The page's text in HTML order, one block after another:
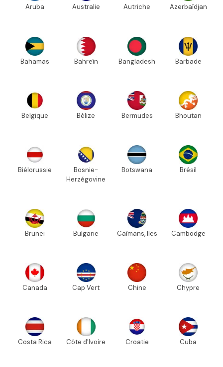
Aruba Australie Autriche Azerbaïdjan
Bahamas Bahreïn Bangladesh Barbade
Belgique Bélize Bermudes Bhoutan
Biélorussie
Bosnie-
Herzégovine
Botswana Brésil
Brunei Bulgarie Caïmans, Iles Cambodge
Canada Cap Vert Chine Chypre
Costa Rica Côte d'Ivoire Croatie Cuba